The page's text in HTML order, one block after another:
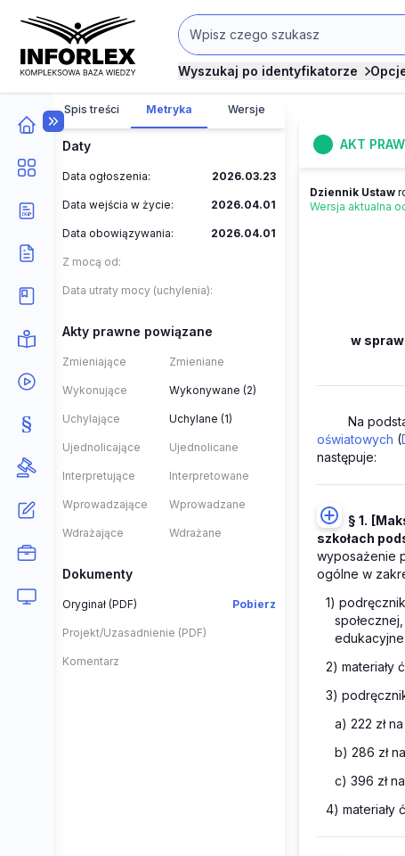
Wyszukaj po identyfikatorze
Spis treści Metryka Wersje
Daty
Data ogłoszenia: 2026.03.23
Data wejścia w życie: 2026.04.01
Data obowiązywania: 2026.04.01
Z mocą od:
Data utraty mocy (uchylenia):
Akty prawne powiązane
Zmieniające Zmieniane
Wykonujące Wykonywane (2)
Uchylające Uchylane (1)
Ujednolicające Ujednolicane
Interpretujące Interpretowane
Wprowadzające Wprowadzane
Wdrażające Wdrażane
Dokumenty
Oryginał (PDF) Pobierz
Projekt/Uzasadnienie (PDF)
Komentarz
AKT
Dziennik Ustaw
Wersja aktualna
w
Na
oświatowych (
następuje:
§ 1.
szkołach
wyposażenie
ogólne w
1)
edukacyjne
2) materiały
3)
a) 222 zł
b) 286 zł
c) 396 zł
4) materiały